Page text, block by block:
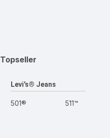
Topseller
Levi's® Jeans
501® 511™